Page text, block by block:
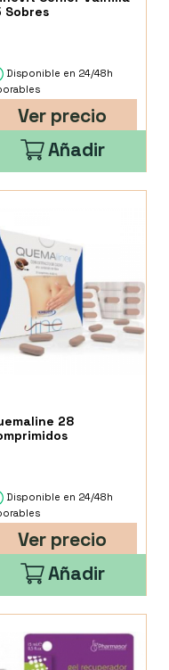
Sobres
Disponible en 24/48h
Ver precio
Añadir
28
Disponible en 24/48h
Ver precio
Añadir